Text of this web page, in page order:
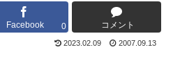
Facebook 0 コメント
2023.02.09 2007.09.13